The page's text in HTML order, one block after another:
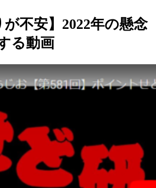
が不安】2022年の懸念
る動画